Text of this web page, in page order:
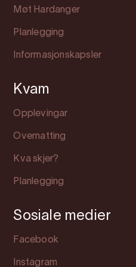
Møt Hardanger
Planlegging
Informasjonskapsler
Kvam
Opplevingar
Overnatting
Kva skjer?
Planlegging
Sosiale medier
Facebook
Instagram